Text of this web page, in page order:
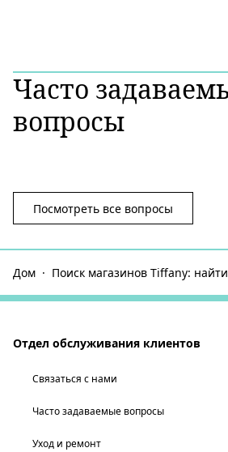
Часто
вопросы
Посмотреть все вопросы
Дом Поиск магазинов Tiffany:
Отдел обслуживания клиентов
Связаться с нами
Часто задаваемые вопросы
Уход и ремонт